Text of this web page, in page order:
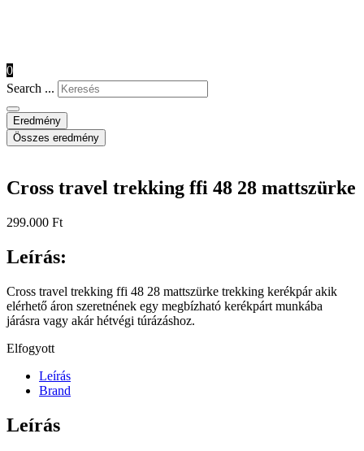
0
Search ...
Eredmény
Összes eredmény
Cross travel trekking ffi 48 28 mattszürke
299.000 Ft
Leírás:
Cross travel trekking ffi 48 28 mattszürke trekking kerékpár akik
elérhető áron szeretnének egy megbízható kerékpárt munkába
járásra vagy akár hétvégi túrázáshoz.
Elfogyott
Leírás
Brand
Leírás